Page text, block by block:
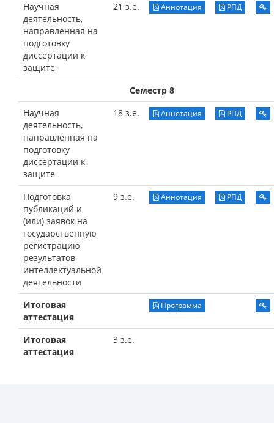
Научная
деятельность,
направленная на
подготовку
диссертации к
защите
21 з.е. Аннотация РПД
Семестр 8
Научная
деятельность,
направленная на
подготовку
диссертации к
защите
18 з.е. Аннотация РПД
Подготовка
публикаций и
(или) заявок на
государственную
регистрацию
результатов
интеллектуальной
деятельности
9 з.е. Аннотация РПД
Итоговая
аттестация
Программа
Итоговая
аттестация
3 з.е.